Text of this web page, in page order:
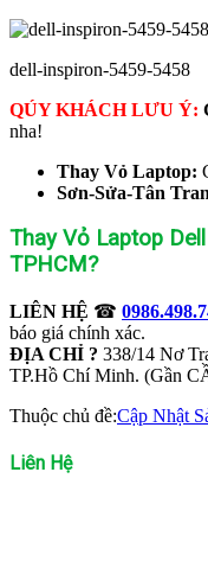
dell-inspiron-5459-5458
QÚY KHÁCH LƯU Ý:
nha!
Thay Vỏ Laptop:
Sơn-Sửa-Tân
Thay Vỏ Laptop
TPHCM?
LIÊN HỆ ☎
báo giá chính xác.
ĐỊA CHỈ ? 338/14 Nơ
TP.Hồ Chí Minh. (Gần
Thuộc chủ đề:Cập Nhật
Liên Hệ